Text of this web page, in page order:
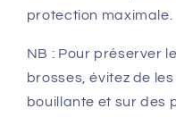
protection maximale.
NB : Pour préserver
brosses, évitez de
bouillante et sur des